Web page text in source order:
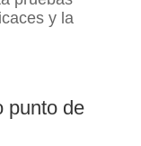
y la
punto de